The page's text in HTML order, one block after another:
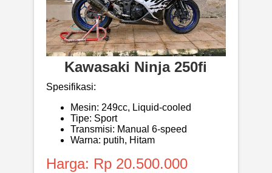
Kawasaki Ninja 250fi
Spesifikasi:
Mesin: 249cc, Liquid-cooled
Tipe: Sport
Transmisi: Manual 6-speed
Warna: putih, Hitam
Harga: Rp 20.500.000